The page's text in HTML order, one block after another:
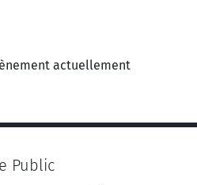
actuellement
Public